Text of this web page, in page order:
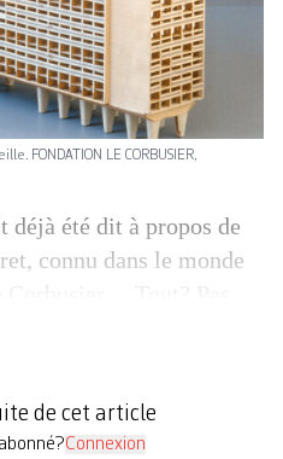
FONDATION LE CORBUSIER,
déjà été dit à propos de
connu dans le monde
de travailler de cet […]
de cet article
Connexion